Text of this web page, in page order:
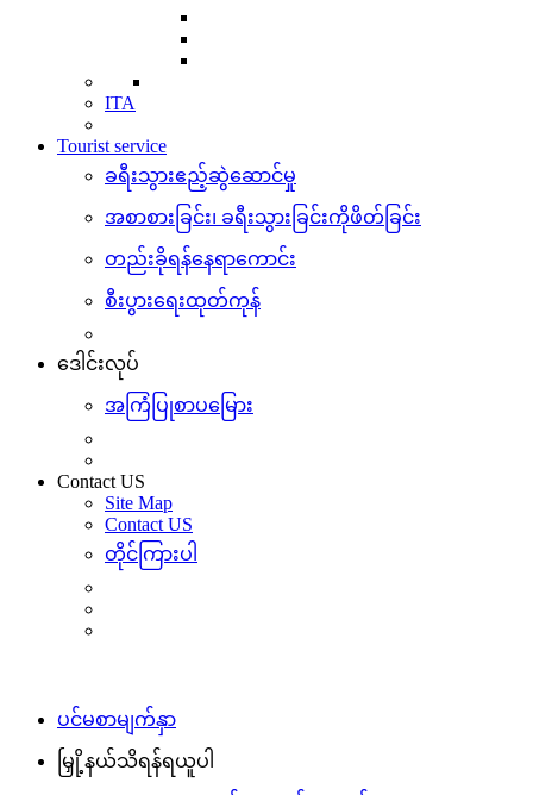
ITA
Tourist service
ခရီးသွားဧည့်ဆွဲဆောင်မှု
အစာစားခြင်း၊ ခရီးသွားခြင်းကိုဖိတ်ခြင်း
တည်းခိုရန်နေရာကောင်း
စီးပွားရေးထုတ်ကုန်
ဒေါင်းလုပ်
အကြံပြုစာပမြေား
Contact US
Site Map
Contact US
တိုင်ကြားပါ
ပင်မစာမျက်နှာ
မြှို့နယ်သိရန်ရယူပါ